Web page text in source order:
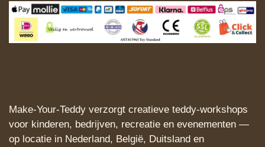
Make‑Your‑Teddy verzorgt creatieve teddy‑workshops
voor kinderen, bedrijven, recreatie en evenementen —
op locatie in Nederland, België, Duitsland en